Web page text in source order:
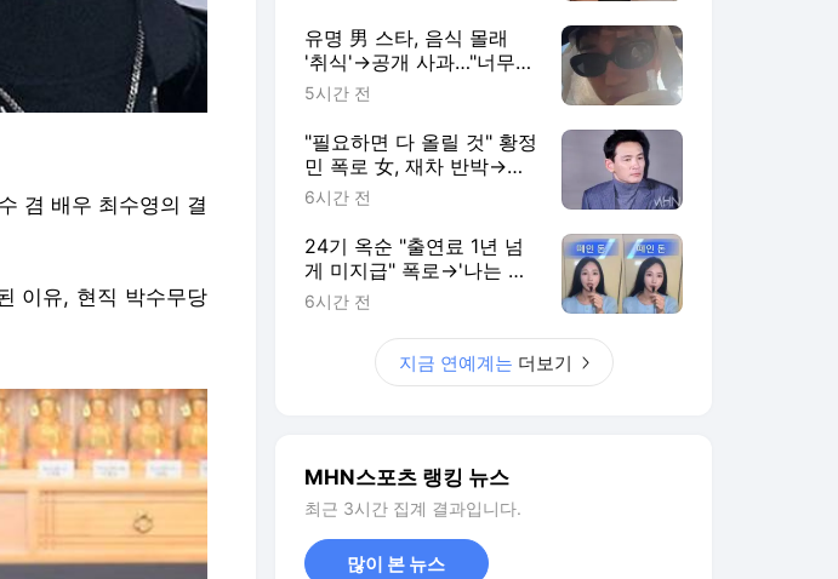
겸 배우 최수영의 결
이유, 현직 박수무당
유명 男 스타, 음식 몰래
'취식'→공개 사과…"너무
부끄럽다, 죄송하다"
5시간 전
"필요하면 다 올릴 것" 황정
민 폭로 女, 재차 반박→녹
취 10시간·77통 녹음 언급
6시간 전
24기 옥순 "출연료 1년 넘
게 미지급" 폭로→'나는 솔
로' 측 "전액 지급 완료"
6시간 전
지금 연예계는 더보기
MHN스포츠 랭킹 뉴스
최근 3시간 집계 결과입니다.
많이 본 뉴스